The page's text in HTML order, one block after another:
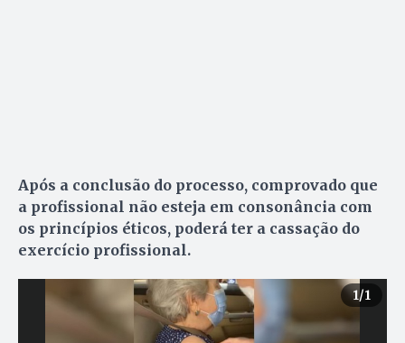
Após a conclusão do processo, comprovado que
a profissional não esteja em consonância com
os princípios éticos, poderá ter a cassação do
exercício profissional.
1/1